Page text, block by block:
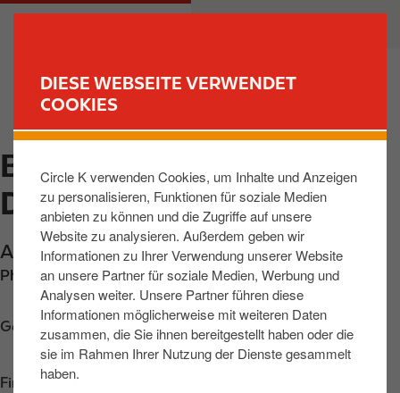
DIESE WEBSEITE VERWENDET
COOKIES
Circle K verwenden Cookies, um Inhalte und Anzeigen
zu personalisieren, Funktionen für soziale Medien
anbieten zu können und die Zugriffe auf unsere
Website zu analysieren. Außerdem geben wir
Informationen zu Ihrer Verwendung unserer Website
an unsere Partner für soziale Medien, Werbung und
Analysen weiter. Unsere Partner führen diese
Informationen möglicherweise mit weiteren Daten
zusammen, die Sie ihnen bereitgestellt haben oder die
sie im Rahmen Ihrer Nutzung der Dienste gesammelt
haben.
u
m
h
a
M
v
BAD SALZUNGEN, AN
DER B62 NR.2
An der B62 Nr.2 ,Bad Salzungen,36469
Phone: +49369582010
Get directions
Find us onApp Store